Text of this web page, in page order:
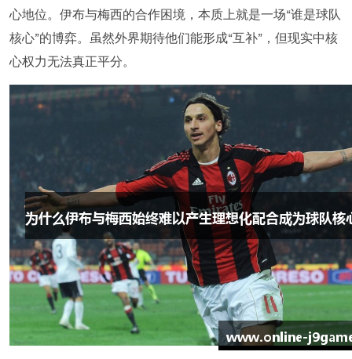
心地位。伊布与梅西的合作困境，本质上就是一场“谁是球队
核心”的博弈。虽然外界期待他们能形成“互补”，但现实中核
心权力无法真正平分。